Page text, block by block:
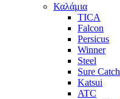
Καλάμια
TICA
Falcon
Persicus
Winner
Steel
Sure Catch
Katsui
ATC